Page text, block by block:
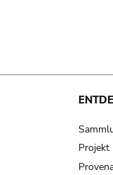
Projekt